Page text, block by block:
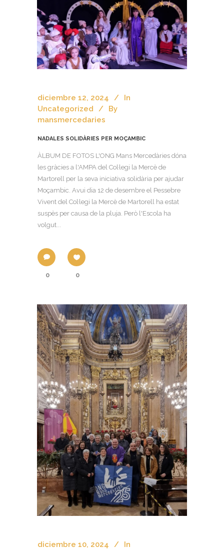
diciembre 12, 2024
In
Uncategorized
By
mansmercedaries
NADALES SOLIDÀRIES PER MOÇAMBIC
ÀLBUM DE FOTOS L'ONG Mans Mercedàries dóna
les gràcies a l'AMPA del Col·legi la Mercè de
Martorell per la seva iniciativa solidària per ajudar
Moçambic. Avui dia 12 de desembre el Pessebre
Vivent del Col·legi la Mercè de Martorell ha estat
suspès per causa de la pluja. Però l'Escola ha
volgut...
0 0
diciembre 10, 2024
In